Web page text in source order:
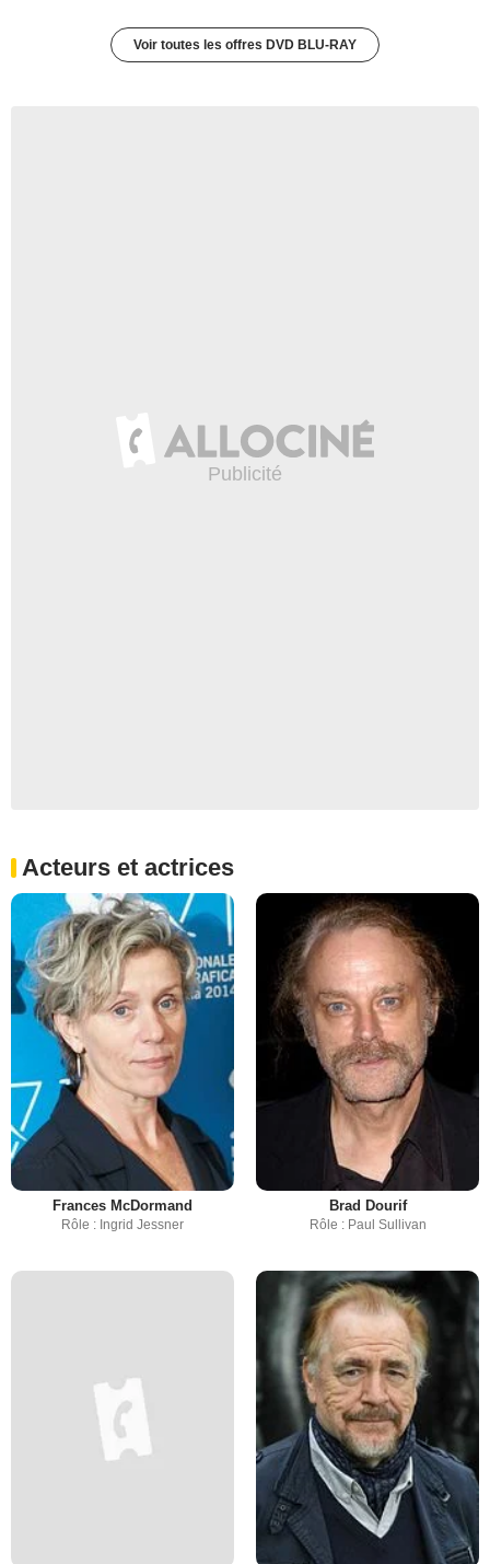
Voir toutes les offres DVD BLU-RAY
Acteurs et actrices
Frances McDormand
Rôle : Ingrid Jessner
Brad Dourif
Rôle : Paul Sullivan